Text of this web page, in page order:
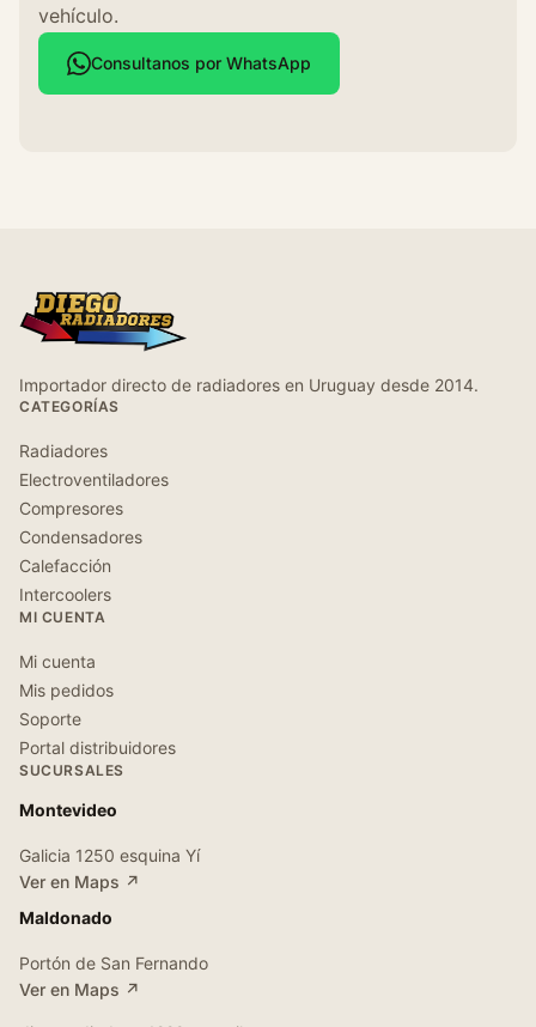
vehículo.
Consultanos por WhatsApp
Importador directo de radiadores en Uruguay desde 2014.
CATEGORÍAS
Radiadores
Electroventiladores
Compresores
Condensadores
Calefacción
Intercoolers
MI CUENTA
Mi cuenta
Mis pedidos
Soporte
Portal distribuidores
SUCURSALES
Montevideo
Galicia 1250 esquina Yí
Ver en Maps ↗
Maldonado
Portón de San Fernando
Ver en Maps ↗